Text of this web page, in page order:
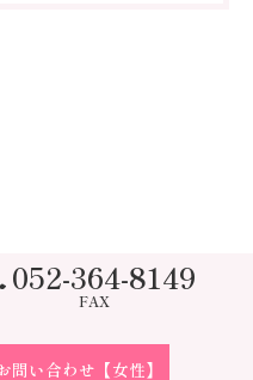
052-364-8149
FAX
問い合わせ【女性】